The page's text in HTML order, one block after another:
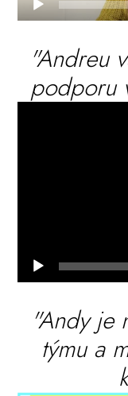
"Andreu
podporu
"Andy je
týmu a